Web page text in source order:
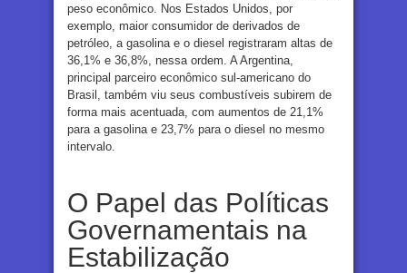
peso econômico. Nos Estados Unidos, por
exemplo, maior consumidor de derivados de
petróleo, a gasolina e o diesel registraram altas de
36,1% e 36,8%, nessa ordem. A Argentina,
principal parceiro econômico sul-americano do
Brasil, também viu seus combustíveis subirem de
forma mais acentuada, com aumentos de 21,1%
para a gasolina e 23,7% para o diesel no mesmo
intervalo.
O Papel das Políticas
Governamentais na
Estabilização